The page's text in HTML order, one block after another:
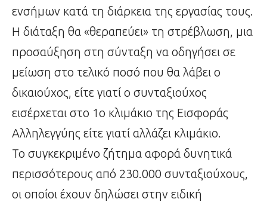
ενσήμων κατά τη διάρκεια της εργασίας τους.
Η διάταξη θα «θεραπεύει» τη στρέβλωση, μια
προσαύξηση στη σύνταξη να οδηγήσει σε
μείωση στο τελικό ποσό που θα λάβει ο
δικαιούχος, είτε γιατί ο συνταξιούχος
εισέρχεται στο 1ο κλιμάκιο της Εισφοράς
Αλληλεγγύης είτε γιατί αλλάζει κλιμάκιο.
Το συγκεκριμένο ζήτημα αφορά δυνητικά
περισσότερους από 230.000 συνταξιούχους,
οι οποίοι έχουν δηλώσει στην ειδική